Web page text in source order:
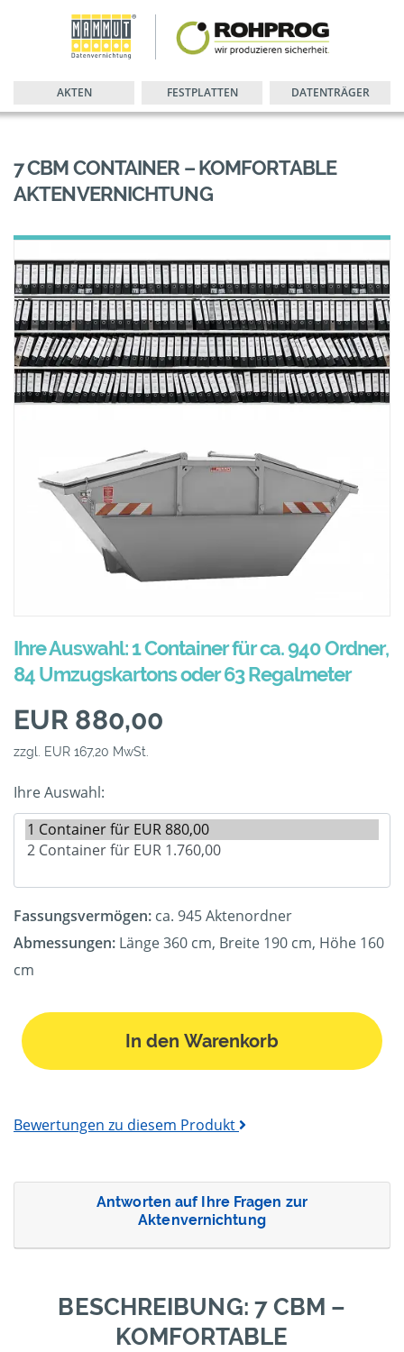
AKTEN FESTPLATTEN DATENTRÄGER
7 CBM CONTAINER – KOMFORTABLE
AKTENVERNICHTUNG
Ihre Auswahl: 1 Container für ca. 940 Ordner,
84 Umzugskartons oder 63 Regalmeter
EUR 880,00
zzgl. EUR 167,20 MwSt.
Ihre Auswahl:
Fassungsvermögen: ca. 945 Aktenordner
Abmessungen: Länge 360 cm, Breite 190 cm, Höhe 160
cm
In den Warenkorb
Bewertungen zu diesem Produkt
Antworten auf Ihre Fragen zur
Aktenvernichtung
BESCHREIBUNG: 7 CBM –
KOMFORTABLE